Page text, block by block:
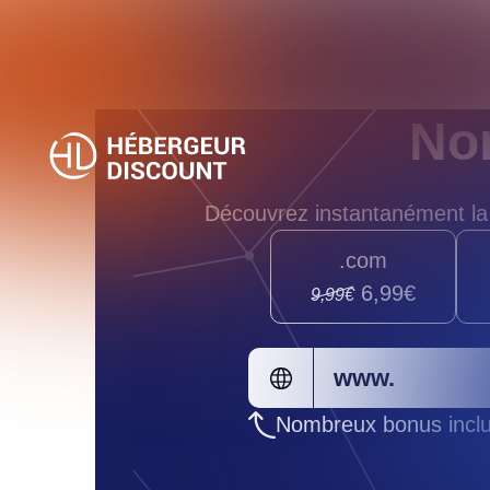
Découvrez instantanément
.com
9,99€6,99€
www.
Nombreux bonus